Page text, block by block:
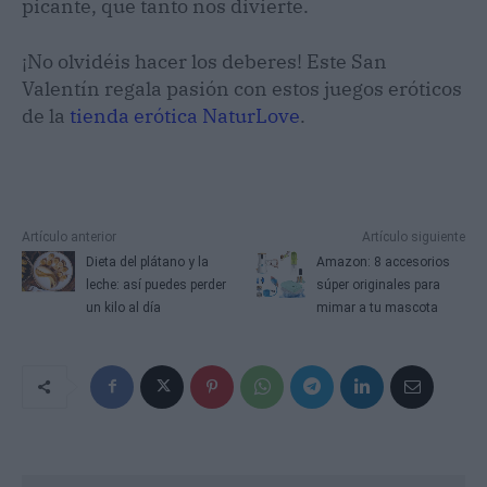
picante, que tanto nos divierte.
¡No olvidéis hacer los deberes! Este San
Valentín regala pasión con estos juegos eróticos
de la tienda erótica NaturLove.
Artículo anterior
Dieta del plátano y la
leche: así puedes perder
un kilo al día
Artículo siguiente
Amazon: 8 accesorios
súper originales para
mimar a tu mascota